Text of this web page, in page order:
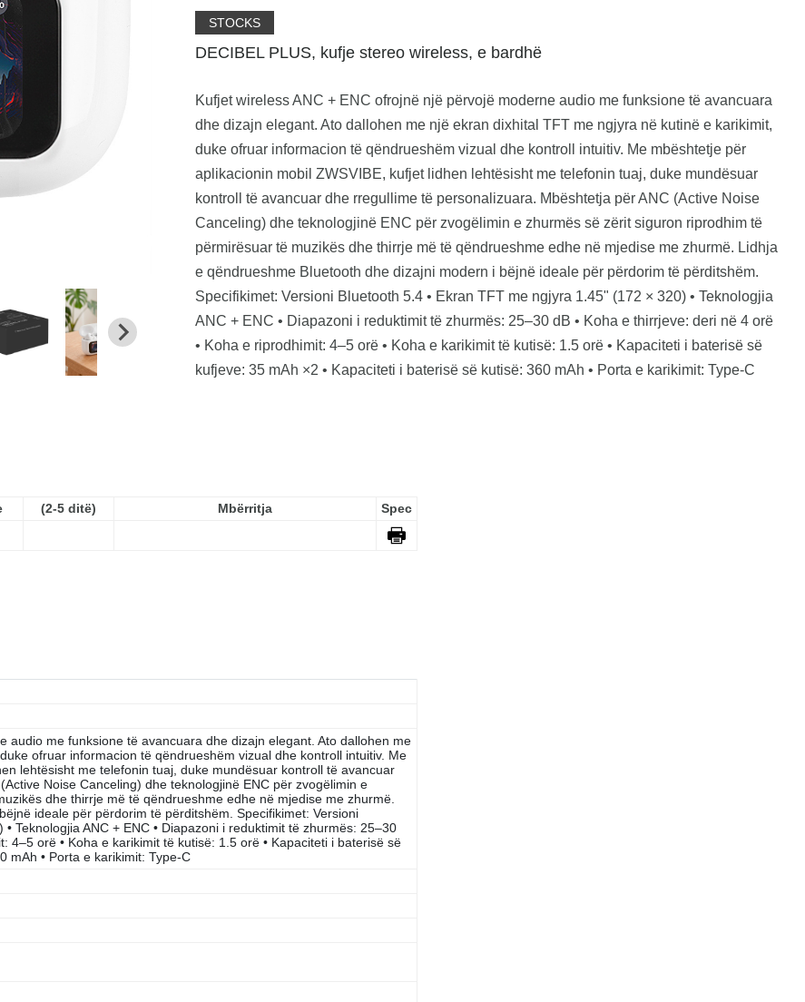
STOCKS
DECIBEL PLUS, kufje stereo wireless, e bardhë
Kufjet wireless ANC + ENC ofrojnë një përvojë moderne audio me funksione të avancuara
dhe dizajn elegant. Ato dallohen me një ekran dixhital TFT me ngjyra në kutinë e karikimit,
duke ofruar informacion të qëndrueshëm vizual dhe kontroll intuitiv. Me mbështetje për
aplikacionin mobil ZWSVIBE, kufjet lidhen lehtësisht me telefonin tuaj, duke mundësuar
kontroll të avancuar dhe rregullime të personalizuara. Mbështetja për ANC (Active Noise
Canceling) dhe teknologjinë ENC për zvogëlimin e zhurmës së zërit siguron riprodhim të
përmirësuar të muzikës dhe thirrje më të qëndrueshme edhe në mjedise me zhurmë. Lidhja
e qëndrueshme Bluetooth dhe dizajni modern i bëjnë ideale për përdorim të përditshëm.
Specifikimet: Versioni Bluetooth 5.4 • Ekran TFT me ngjyra 1.45" (172 × 320) • Teknologjia
ANC + ENC • Diapazoni i reduktimit të zhurmës: 25–30 dB • Koha e thirrjeve: deri në 4 orë
• Koha e riprodhimit: 4–5 orë • Koha e karikimit të kutisë: 1.5 orë • Kapaciteti i baterisë së
kufjeve: 35 mAh ×2 • Kapaciteti i baterisë së kutisë: 360 mAh • Porta e karikimit: Type-C
(2-5 ditë) Mbërritja
Spec
audio me funksione të avancuara dhe dizajn elegant. Ato dallohen me
ofruar informacion të qëndrueshëm vizual dhe kontroll intuitiv. Me
lehtësisht me telefonin tuaj, duke mundësuar kontroll të avancuar
Noise Canceling) dhe teknologjinë ENC për zvogëlimin e
dhe thirrje më të qëndrueshme edhe në mjedise me zhurmë.
ideale për përdorim të përditshëm. Specifikimet: Versioni
Teknologjia ANC + ENC • Diapazoni i reduktimit të zhurmës: 25–30
4–5 orë • Koha e karikimit të kutisë: 1.5 orë • Kapaciteti i baterisë së
mAh • Porta e karikimit: Type-C